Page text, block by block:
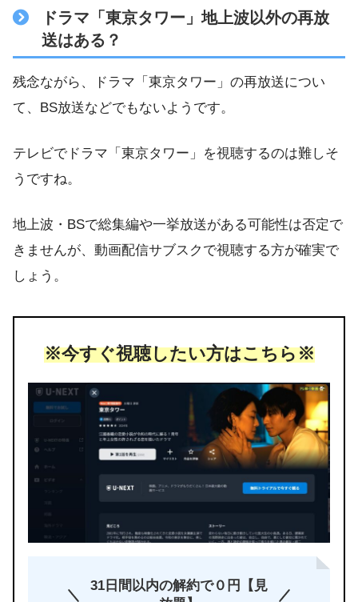
ドラマ「東京タワー」地上波以外の再放
送はある？
残念ながら、ドラマ「東京タワー」の再放送につい
て、BS放送などでもないようです。
テレビでドラマ「東京タワー」を視聴するのは難しそ
うですね。
地上波・BSで総集編や一挙放送がある可能性は否定で
きませんが、動画配信サブスクで視聴する方が確実で
しょう。
※今すぐ視聴したい方はこちら※
31日間以内の解約で０円【見